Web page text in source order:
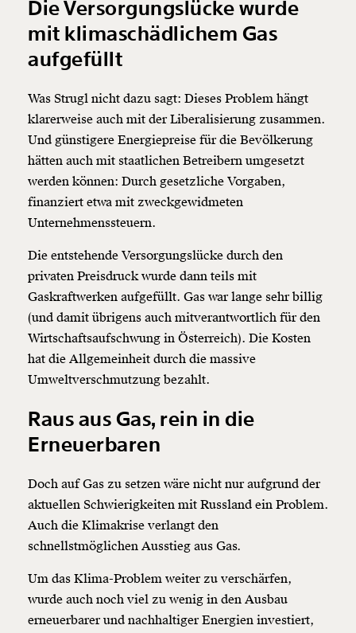
Weiter
Die Versorgungslücke wurde
mit klimaschädlichem Gas
aufgefüllt
Was Strugl nicht dazu sagt: Dieses Problem hängt
klarerweise auch mit der Liberalisierung zusammen.
Und günstigere Energiepreise für die Bevölkerung
hätten auch mit staatlichen Betreibern umgesetzt
werden können: Durch gesetzliche Vorgaben,
finanziert etwa mit zweckgewidmeten
Unternehmenssteuern.
Die entstehende Versorgungslücke durch den
privaten Preisdruck wurde dann teils mit
Gaskraftwerken aufgefüllt. Gas war lange sehr billig
(und damit übrigens auch mitverantwortlich für den
Wirtschaftsaufschwung in Österreich). Die Kosten
hat die Allgemeinheit durch die massive
Umweltverschmutzung bezahlt.
Raus aus Gas, rein in die
Erneuerbaren
Doch auf Gas zu setzen wäre nicht nur aufgrund der
aktuellen Schwierigkeiten mit Russland ein Problem.
Auch die Klimakrise verlangt den
schnellstmöglichen Ausstieg aus Gas.
Um das Klima-Problem weiter zu verschärfen,
wurde auch noch viel zu wenig in den Ausbau
erneuerbarer und nachhaltiger Energien investiert,